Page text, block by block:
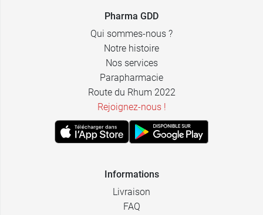
11,99 €
Noir
Pharma GDD
Qui sommes-nous ?
Notre histoire
Nos services
Parapharmacie
Route du Rhum 2022
Rejoignez-nous !
Informations
Livraison
FAQ